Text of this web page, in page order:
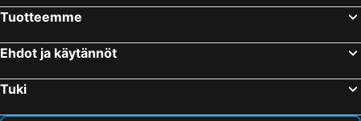
Tuotteemme
Ehdot ja käytännöt
Tuki